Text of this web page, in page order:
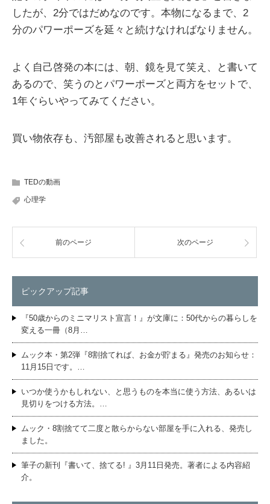
したが、2分ではだめなのです。本物になるまで、2
分のパワーポーズを延々と続けなければなりません。
よく自己啓発の本には、朝、鏡を見て笑え、と書いて
あるので、笑うのとパワーポーズと両方をセットで、
1年ぐらいやってみてください。
買い物依存も、汚部屋も改善されると思います。
TEDの動画
心理学
前のページ 次のページ
ピックアップ記事
『50歳からのミニマリスト宣言！』が文庫に：50代からの暮らしを
変える一冊（8月…
ムック本・第2弾『8割捨てれば、お金が貯まる』発売のお知らせ：
11月15日です。…
いつか使うかもしれない、と思うものを本当に使う方法、あるいは
見切りをつける方法。…
ムック・8割捨てて二度と散らからない部屋を手に入れる、発売し
ました。
筆子の新刊『書いて、捨てる! 』3月11日発売。著者による内容紹
介。